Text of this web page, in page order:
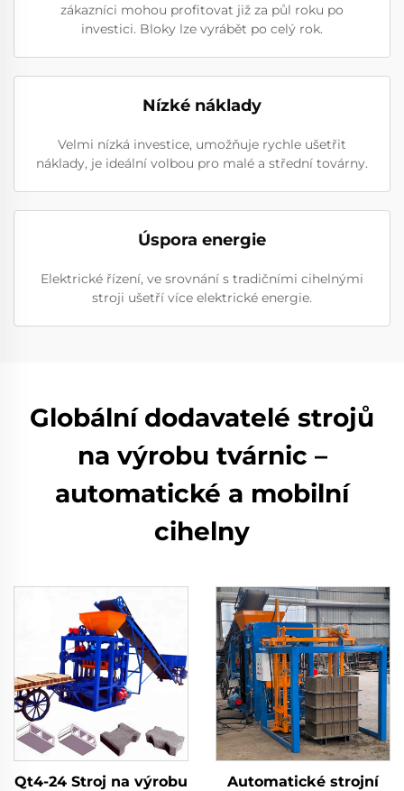
zákazníci mohou profitovat již za půl roku po
investici. Bloky lze vyrábět po celý rok.
Nízké náklady
Velmi nízká investice, umožňuje rychle ušetřit
náklady, je ideální volbou pro malé a střední továrny.
Úspora energie
Elektrické řízení, ve srovnání s tradičními cihelnými
stroji ušetří více elektrické energie.
Globální dodavatelé strojů
na výrobu tvárnic –
automatické a mobilní
cihelny
Qt4-24 Stroj na výrobu
Automatické strojní